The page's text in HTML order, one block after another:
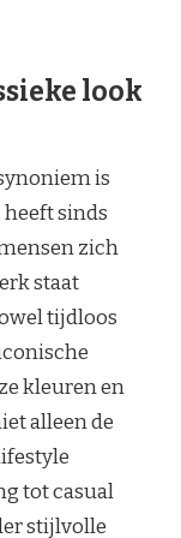
look
is
sinds
zich
staat
tijdloos
kleuren en
alleen de
tot casual
stijlvolle